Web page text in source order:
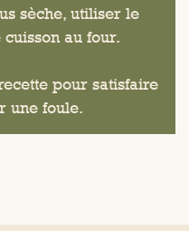
sèche, utiliser le
au four.
pour satisfaire
une foule.